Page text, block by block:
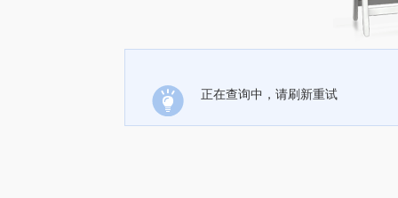
正在查询中，请刷新重试